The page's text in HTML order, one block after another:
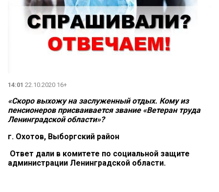
14:01 22.10.2020 16+
«Скоро выхожу на заслуженный отдых. Кому из
пенсионеров присваивается звание «Ветеран труда
Ленинградской области»?
г. Охотов, Выборгский район
Ответ дали в комитете по социальной защите
администрации Ленинградской области.